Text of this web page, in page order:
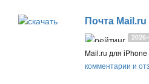
Почта
комментарии и